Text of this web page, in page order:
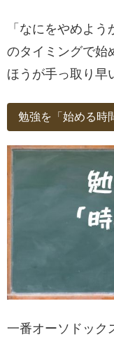
「なにをやめよ
のタイミングで始
ほうが手っ取り早
勉強を「始める時
一番オーソドック